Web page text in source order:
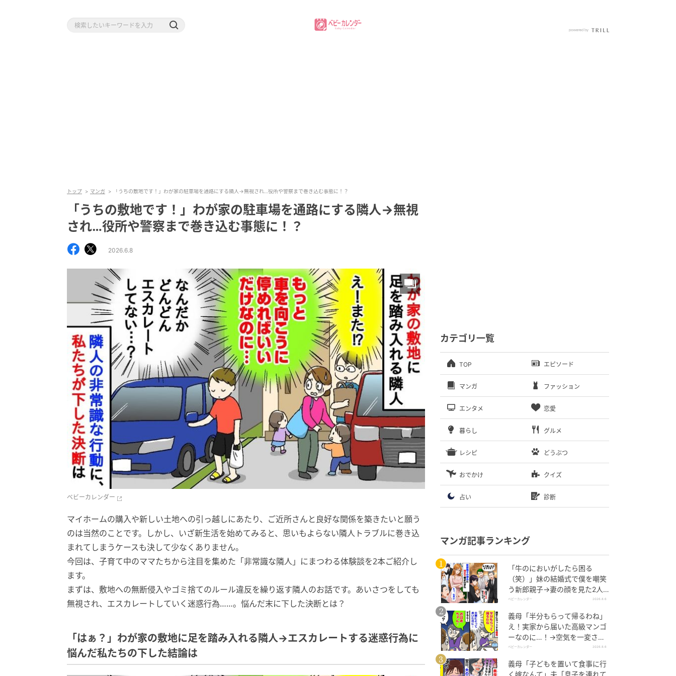
トップ マンガ 「うちの敷地です！」わが家の駐車場を通路にする隣人→無視され…役所や警察まで巻き込む事態に！？
「うちの敷地です！」わが家の駐車場を通路にする隣人→無視
され…役所や警察まで巻き込む事態に！？
2026.6.8
ベビーカレンダー
マイホームの購入や新しい土地への引っ越しにあたり、ご近所さんと良好な関係を築きたいと願う
のは当然のことです。しかし、いざ新生活を始めてみると、思いもよらない隣人トラブルに巻き込
まれてしまうケースも決して少なくありません。
今回は、子育て中のママたちから注目を集めた「非常識な隣人」にまつわる体験談を2本ご紹介し
ます。
まずは、敷地への無断侵入やゴミ捨てのルール違反を繰り返す隣人のお話です。あいさつをしても
無視され、エスカレートしていく迷惑行為……。悩んだ末に下した決断とは？
「はぁ？」わが家の敷地に足を踏み入れる隣人→エスカレートする迷惑行為に
悩んだ私たちの下した結論は
カテゴリ一覧
TOP エピソード
マンガ ファッション
エンタメ 恋愛
暮らし グルメ
レシピ どうぶつ
おでかけ クイズ
占い 診断
マンガ記事ランキング
「牛のにおいがしたら困る
（笑）」妹の結婚式で僕を嘲笑
う新郎親子→妻の顔を見た2人
が絶句したワケ
ベビーカレンダー 2026.8.6
義母「半分もらって帰るわね」
え！実家から届いた高級マンゴ
ーなのに…！→空気を一変させ
た4歳娘の痛快な一言とは
ベビーカレンダー 2026.8.6
義母「子どもを置いて食事に行
く嫁なんて」夫「息子を連れて